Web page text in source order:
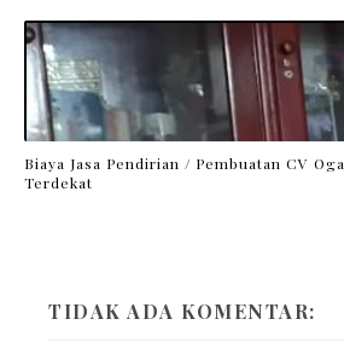
Biaya Jasa Pendirian / Pembuatan CV
Terdekat
TIDAK ADA KOMENTAR: